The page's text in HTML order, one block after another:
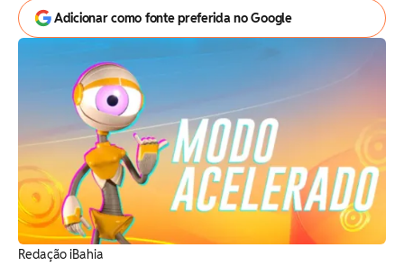
Adicionar como fonte preferida no Google
Redação iBahia